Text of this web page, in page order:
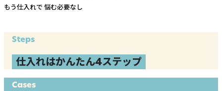
もう仕入れで 悩む必要なし
Steps
仕入れはかんたん4ステップ
Cases